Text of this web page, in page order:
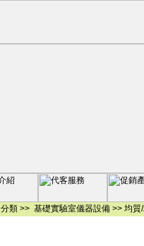
分類 >> 基礎實驗室儀器設備>> 均質